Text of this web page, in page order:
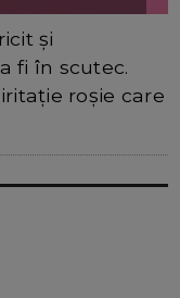
și
fi în scutec.
roșie care